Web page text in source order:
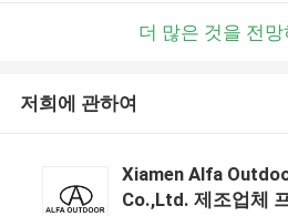
더 많은 것을 전
저희에 관하여
Xiamen Alfa
Co.,Ltd. 제조업체